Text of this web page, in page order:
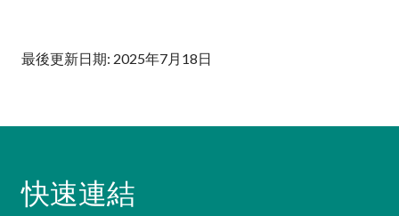
最後更新日期: 2025年7月18日
快速連結